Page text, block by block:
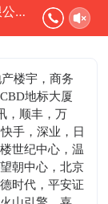
深圳字工场发光字工程有限公司正在为您服务
楼宇，商务
地标大厦
，顺丰，万
手，深业，日
世纪中心，温
朝中心，北京
时代，平安证